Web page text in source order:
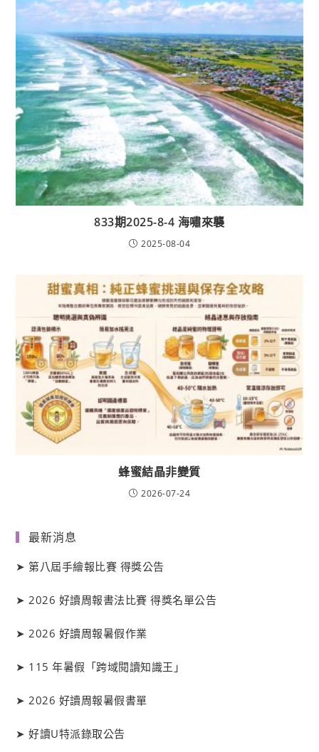
833期2025-8-4 海嘯來襲
2025-08-04
蜂蜜結晶非變質
2026-07-24
最新消息
➤第八屆手繪報比賽 得獎公告
➤ 2026 好讀周報書法比賽 得獎名單公告
➤ 2026 好讀周報暑假作業
➤ 115 年暑假「跨域閱讀知識王」
➤ 2026 好讀周報暑假書單
➤好讀U特派錄取公告